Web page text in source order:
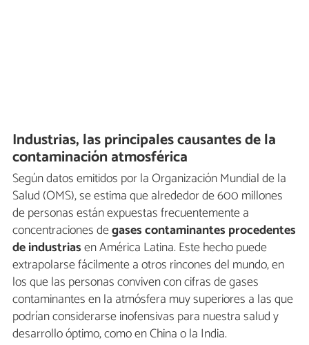
Industrias, las principales causantes de la
contaminación atmosférica
Según datos emitidos por la Organización Mundial de la
Salud (OMS), se estima que alrededor de 600 millones
de personas están expuestas frecuentemente a
concentraciones degases contaminantes procedentes
de industriasen América Latina. Este hecho puede
extrapolarse fácilmente a otros rincones del mundo, en
los que las personas conviven con cifras de gases
contaminantes en la atmósfera muy superiores a las que
podrían considerarse inofensivas para nuestra salud y
desarrollo óptimo, como en China o la India.